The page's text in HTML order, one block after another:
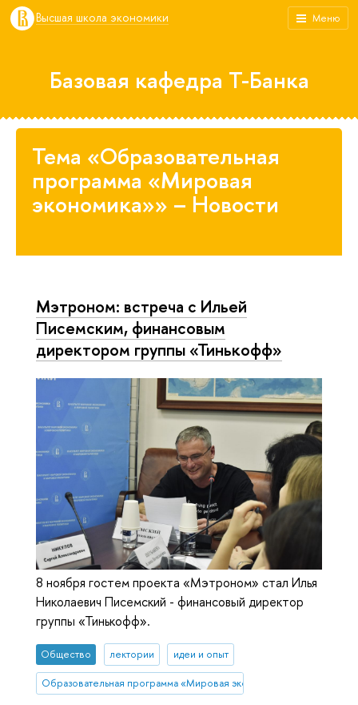
Меню
Высшая школа экономики
Базовая кафедра Т-Банка
Тема «Образовательная
программа «Мировая
экономика»» – Новости
Мэтроном: встреча с Ильей
Писемским, финансовым
директором группы «Тинькофф»
8 ноября гостем проекта «Мэтроном» стал Илья
Николаевич Писемский - финансовый директор
группы «Тинькофф».
Общество лектории идеи и опыт
Образовательная программа «Мировая экономика»